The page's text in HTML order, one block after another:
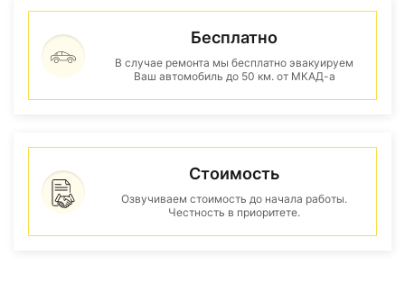
Бесплатно
В случае ремонта мы бесплатно эвакуируем
Ваш автомобиль до 50 км. от МКАД-а
Стоимость
Озвучиваем стоимость до начала работы.
Честность в приоритете.